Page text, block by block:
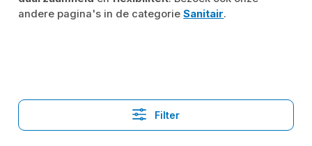
andere pagina's in de categorieSanitair.
Filter